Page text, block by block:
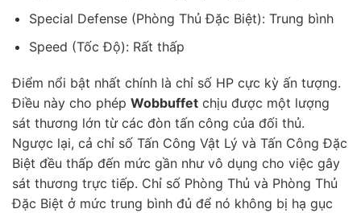
Special Defense (Phòng Thủ Đặc Biệt): Trung bình
Speed (Tốc Độ): Rất thấp
Điểm nổi bật nhất chính là chỉ số HP cực kỳ ấn tượng.
Điều này cho phép Wobbuffet chịu được một lượng
sát thương lớn từ các đòn tấn công của đối thủ.
Ngược lại, cả chỉ số Tấn Công Vật Lý và Tấn Công Đặc
Biệt đều thấp đến mức gần như vô dụng cho việc gây
sát thương trực tiếp. Chỉ số Phòng Thủ và Phòng Thủ
Đặc Biệt ở mức trung bình đủ để nó không bị hạ gục